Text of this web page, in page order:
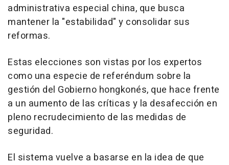
administrativa especial china, que busca
mantener la "estabilidad" y consolidar sus
reformas.
Estas elecciones son vistas por los expertos
como una especie de referéndum sobre la
gestión del Gobierno hongkonés, que hace frente
a un aumento de las críticas y la desafección en
pleno recrudecimiento de las medidas de
seguridad.
El sistema vuelve a basarse en la idea de que